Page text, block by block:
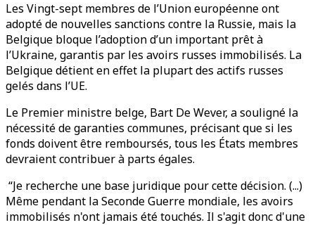
Les Vingt-sept membres de l’Union européenne ont
adopté de nouvelles sanctions contre la Russie, mais la
Belgique bloque l’adoption d’un important prêt à
l’Ukraine, garantis par les avoirs russes immobilisés. La
Belgique détient en effet la plupart des actifs russes
gelés dans l’UE.
Le Premier ministre belge, Bart De Wever, a souligné la
nécessité de garanties communes, précisant que si les
fonds doivent être remboursés, tous les États membres
devraient contribuer à parts égales.
“Je recherche une base juridique pour cette décision. (...)
Même pendant la Seconde Guerre mondiale, les avoirs
immobilisés n'ont jamais été touchés. Il s'agit donc d'une